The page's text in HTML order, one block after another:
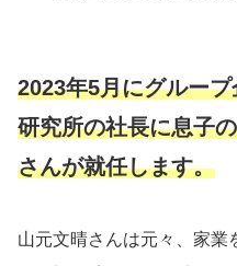
2023年5月にグルー
研究所の社長に息子
さんが就任します。
山元文晴さんは元々、家業